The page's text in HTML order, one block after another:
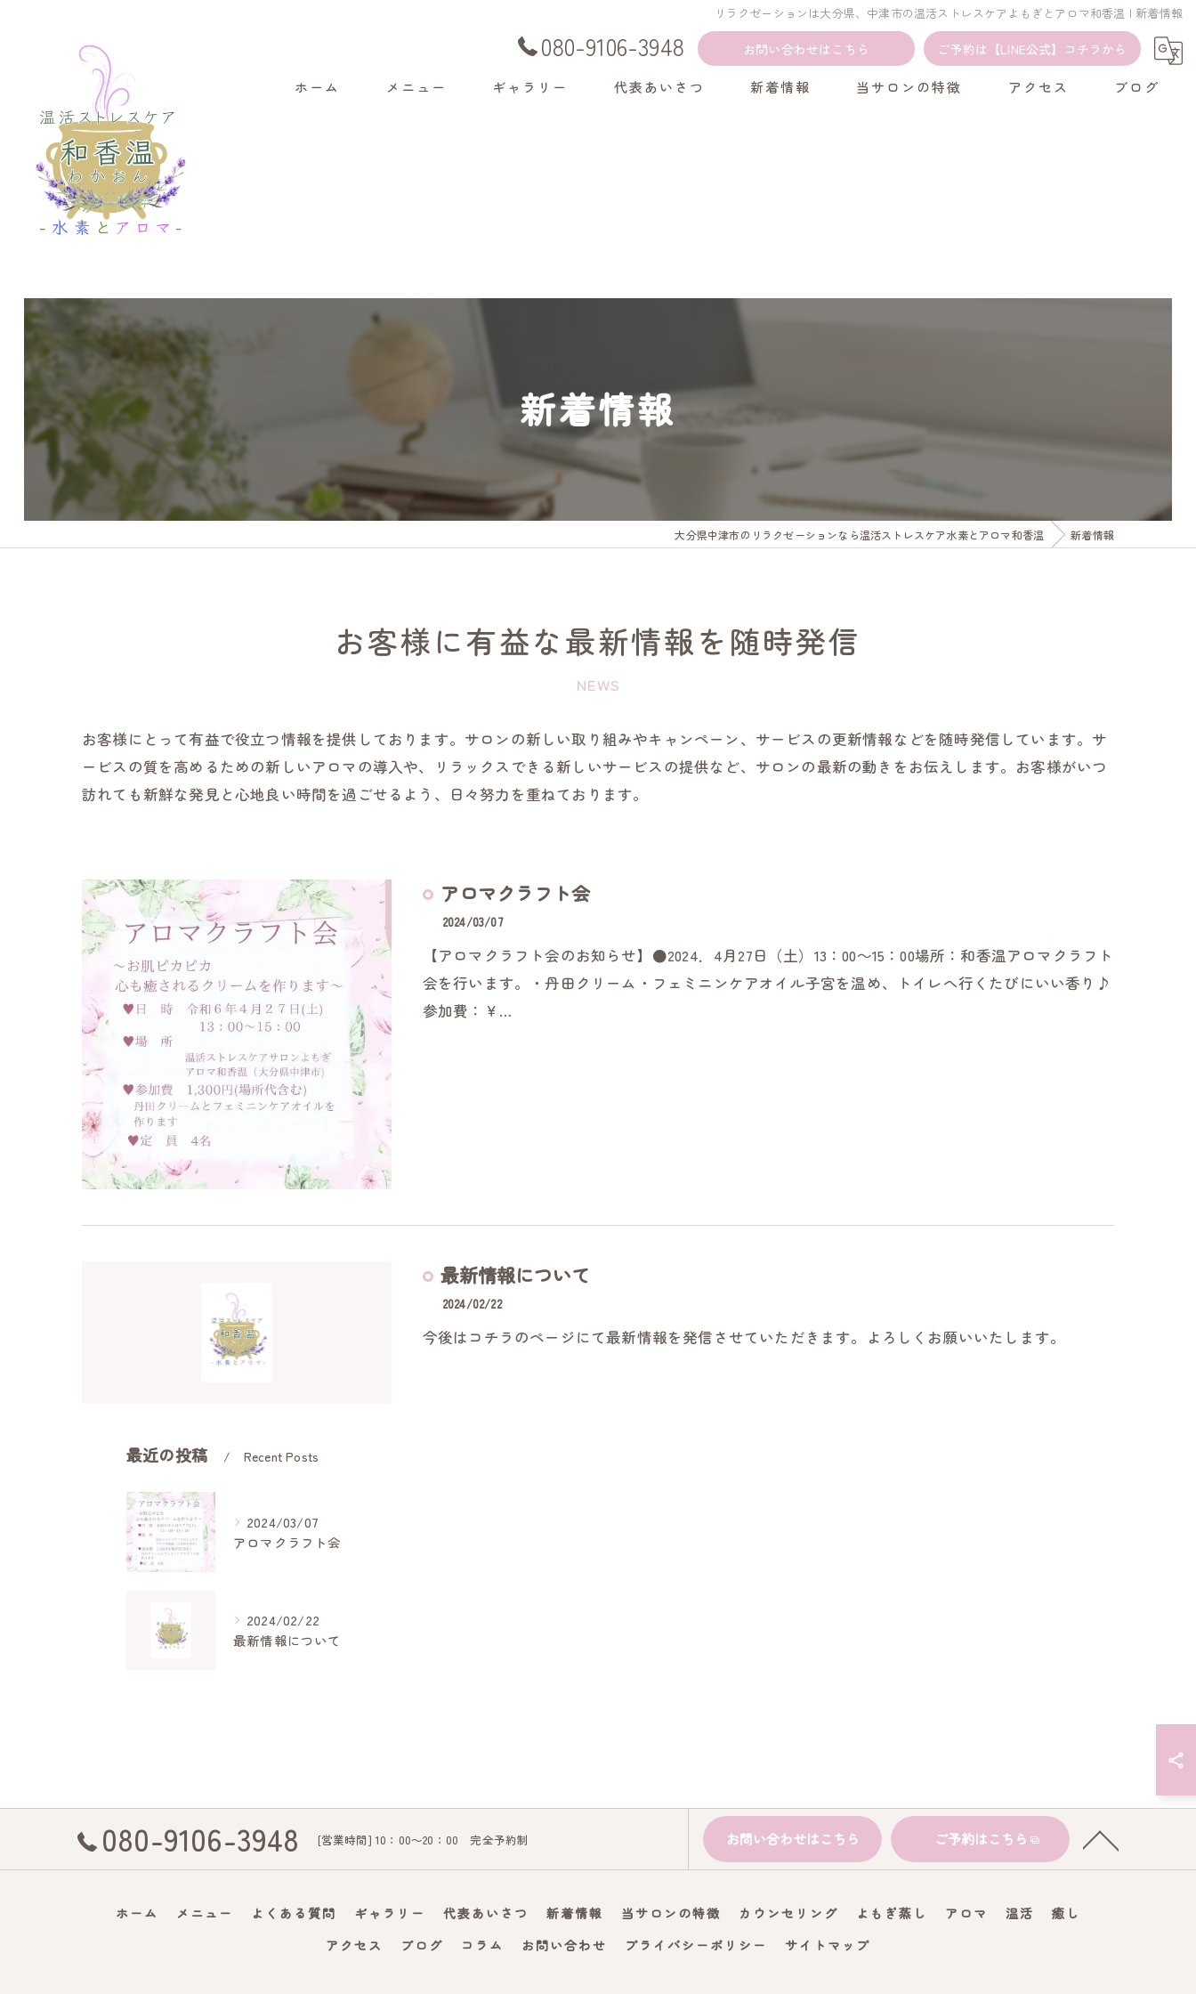
リラクゼーションは大分県、中津市の温活ストレスケアよもぎとアロマ和香温 | 新着情報
080-9106-3948 お問い合わせはこちら ご予約は【LINE公式】コチラから
ホーム メニュー ギャラリー 代表あいさつ 新着情報 当サロンの特徴 アクセス ブログ
新着情報
大分県中津市のリラクゼーションなら温活ストレスケア水素とアロマ和香温 新着情報
お客様に有益な最新情報を随時発信
NEWS
お客様にとって有益で役立つ情報を提供しております。サロンの新しい取り組みやキャンペーン、サービスの更新情報などを随時発信しています。サ
ービスの質を高めるための新しいアロマの導入や、リラックスできる新しいサービスの提供など、サロンの最新の動きをお伝えします。お客様がいつ
訪れても新鮮な発見と心地良い時間を過ごせるよう、日々努力を重ねております。
アロマクラフト会
2024/03/07
【アロマクラフト会のお知らせ】●2024．4月27日（土）13：00～15：00場所：和香温アロマクラフト
会を行います。・丹田クリーム・フェミニンケアオイル子宮を温め、トイレへ行くたびにいい香り♪
参加費：￥…
最新情報について
2024/02/22
今後はコチラのページにて最新情報を発信させていただきます。よろしくお願いいたします。
最近の投稿 Recent Posts
2024/03/07
アロマクラフト会
2024/02/22
最新情報について
080-9106-3948 [営業時間] 10：00～20：00 完全予約制 お問い合わせはこちら ご予約はこちら
ホーム メニュー よくある質問 ギャラリー 代表あいさつ 新着情報 当サロンの特徴 カウンセリング よもぎ蒸し アロマ 温活
癒し
アクセス
ブログ コラム お問い合わせ プライバシーポリシー サイトマップ